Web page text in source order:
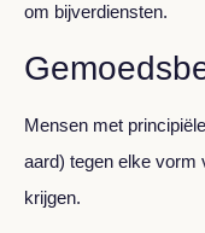
om bijverdiensten.
Mensen met
aard) tegen elke vorm
krijgen.